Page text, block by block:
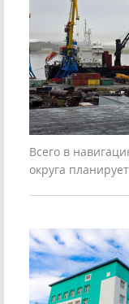
Всего в
округа